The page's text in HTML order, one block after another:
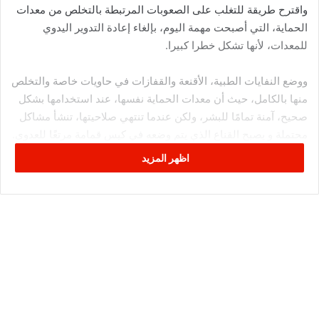
واقترح طريقة للتغلب على الصعوبات المرتبطة بالتخلص من معدات
الحماية، التي أصبحت مهمة اليوم، بإلغاء إعادة التدوير اليدوي
للمعدات، لأنها تشكل خطرا كبيرا.
ووضع النفايات الطبية، الأقنعة والقفازات في حاويات خاصة والتخلص
منها بالكامل، حيث أن معدات الحماية نفسها، عند استخدامها بشكل
صحيح، آمنة تمامًا للبشر، ولكن عندما تنتهي صلاحيتها، تنشأ مشاكل
اظهر المزيد